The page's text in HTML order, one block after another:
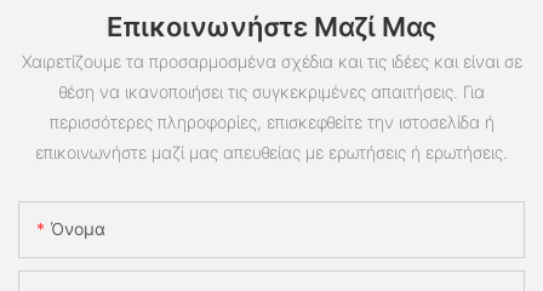
Επικοινωνήστε Μαζί Μας
Χαιρετίζουμε τα προσαρμοσμένα σχέδια και τις ιδέες και είναι σε
θέση να ικανοποιήσει τις συγκεκριμένες απαιτήσεις. Για
περισσότερες πληροφορίες, επισκεφθείτε την ιστοσελίδα ή
επικοινωνήστε μαζί μας απευθείας με ερωτήσεις ή ερωτήσεις.
Όνομα